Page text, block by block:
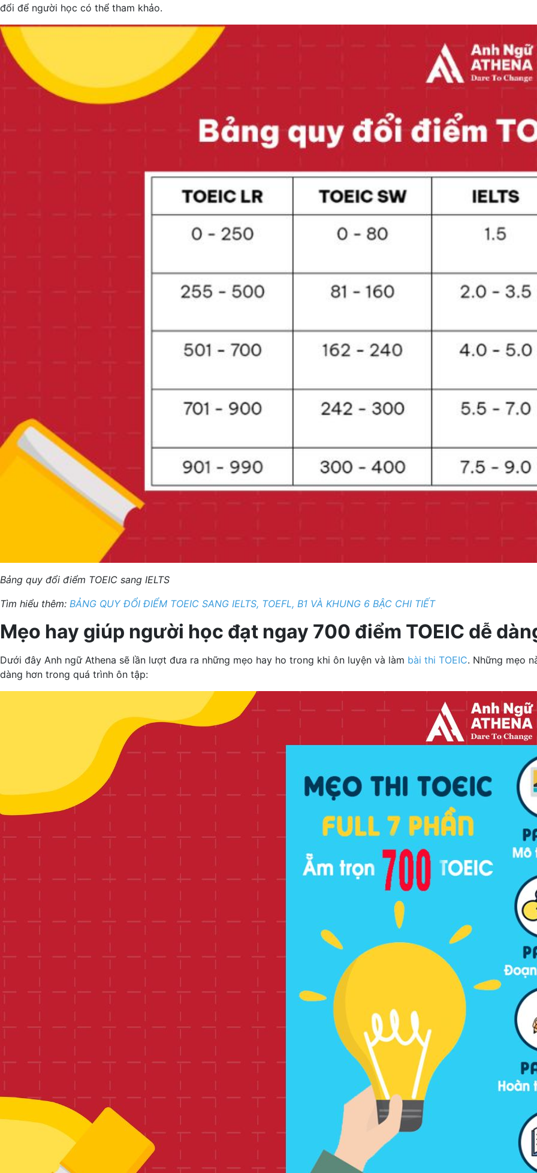
đổi để người học có thể tham khảo.
Bảng quy đổi điểm TOEIC sang IELTS
Tìm hiểu thêm: BẢNG QUY ĐỔI ĐIỂM TOEIC SANG IELTS, TOEFL, B1 VÀ KHUNG 6 BẬC CHI TIẾT
Mẹo hay giúp người học đạt ngay 700 điểm TOEIC dễ
Dưới đây Anh ngữ Athena sẽ lần lượt đưa ra những mẹo hay ho trong khi ôn luyện và làm bài thi TOEIC. Những mẹo
dàng hơn trong quá trình ôn tập: